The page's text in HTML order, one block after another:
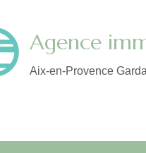
Agence
Aix-en-Provence